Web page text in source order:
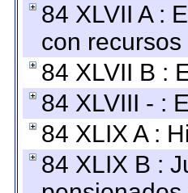
84 XLVII A :
con
84 XLVII B :
84 XLVIII - :
84 XLIX A :
84 XLIX B :